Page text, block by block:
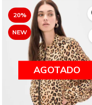
20%
NEW
AGOTADO